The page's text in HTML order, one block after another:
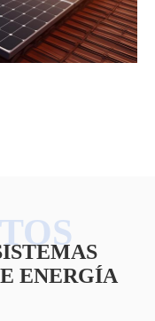
ENERGÍA